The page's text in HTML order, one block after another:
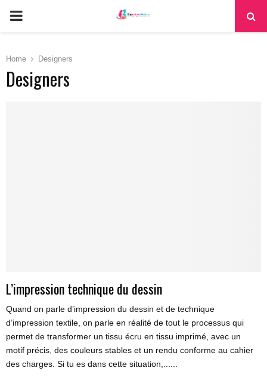
PRIMARY
Home Designers
Designers
L’impression technique du dessin
Quand on parle d’impression du dessin et de technique
d’impression textile, on parle en réalité de tout le processus qui
permet de transformer un tissu écru en tissu imprimé, avec un
motif précis, des couleurs stables et un rendu conforme au cahier
des charges. Si tu es dans cette situation,......